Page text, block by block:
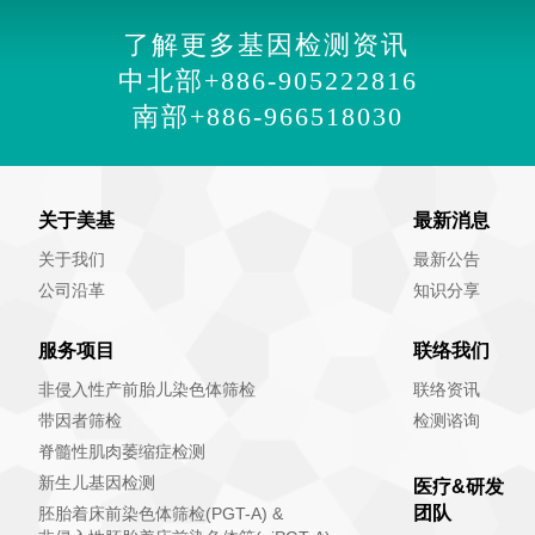
了解更多基因检测资讯
中北部+886-905222816
南部+886-966518030
关于美基
关于我们
公司沿革
服务项目
非侵入性产前胎儿染色体筛检
带因者筛检
脊髓性肌肉萎缩症检测
新生儿基因检测
胚胎着床前染色体筛检(PGT-A) &
最新消息
最新公告
知识分享
联络我们
联络资讯
检测谘询
医疗&研发
团队